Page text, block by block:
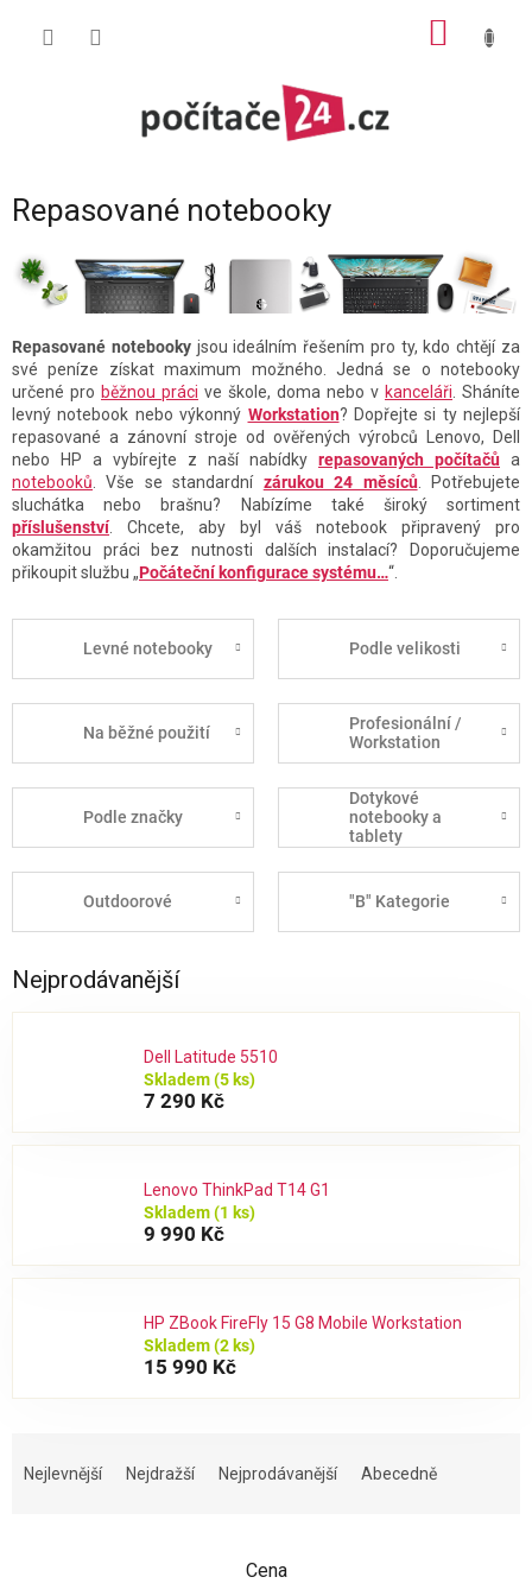
Repasované notebooky
Repasované notebookyjsou ideálním řešením pro ty, kdo chtějí za
své peníze získat maximum možného. Jedná se o notebooky
určené pro běžnou práci ve škole, doma nebo v kanceláři . Sháníte
levný notebook nebo výkonný Workstation? Dopřejte si ty nejlepší
repasované a zánovní stroje od ověřených výrobců Lenovo, Dell
nebo HP a vybírejte z naší nabídky repasovaných počítačů a
notebooků . Vše se standardní zárukou 24 měsíců. Potřebujete
sluchátka nebo brašnu? Nabízíme také široký sortiment
příslušenství. Chcete, aby byl váš notebook připravený pro
okamžitou práci bez nutnosti dalších instalací? Doporučujeme
přikoupit službu „Počáteční konfigurace systému…“.
Levné notebooky Podle velikosti
Na běžné použití
Profesionální /
Workstation
Podle značky
Dotykové
notebooky a
tablety
Outdoorové "B" Kategorie
Nejprodávanější
Dell Latitude 5510
Skladem(5 ks)
7 290 Kč
Lenovo ThinkPad T14 G1
Skladem(1 ks)
9 990 Kč
HP ZBook FireFly 15 G8 Mobile Workstation
Skladem(2 ks)
15 990 Kč
Nejlevnější Nejdražší Nejprodávanější Abecedně
Cena